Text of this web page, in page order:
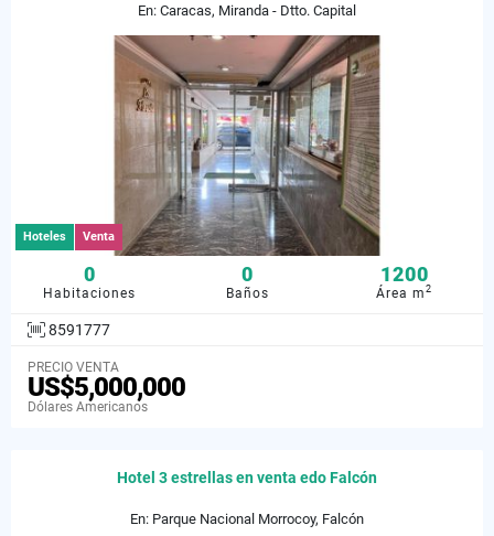
En: Caracas, Miranda - Dtto. Capital
Hoteles Venta
0
Habitaciones
0
Baños
1200
Área m2
8591777
PRECIO VENTA
US$5,000,000
Dólares Americanos
Hotel 3 estrellas en venta edo Falcón
En: Parque Nacional Morrocoy, Falcón